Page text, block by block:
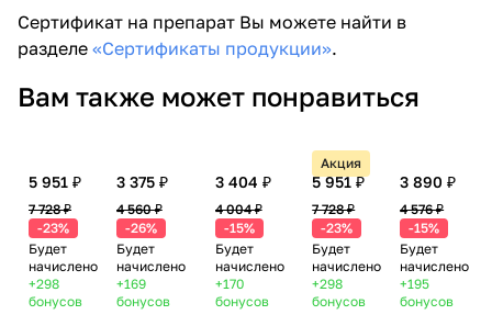
Сертификат на препарат Вы можете найти в
разделе «Сертификаты продукции».
Вам также может понравиться
5 951 ₽
7 728 ₽
-23%
Будет
начислено
+298
бонусов
3 375 ₽
4 560 ₽
-26%
Будет
начислено
+169
бонусов
3 404 ₽
4 004 ₽
-15%
Будет
начислено
+170
бонусов
Акция
5 951 ₽
7 728 ₽
-23%
Будет
начислено
+298
бонусов
3 890 ₽
4 576 ₽
-15%
Будет
начислено
+195
бонусов